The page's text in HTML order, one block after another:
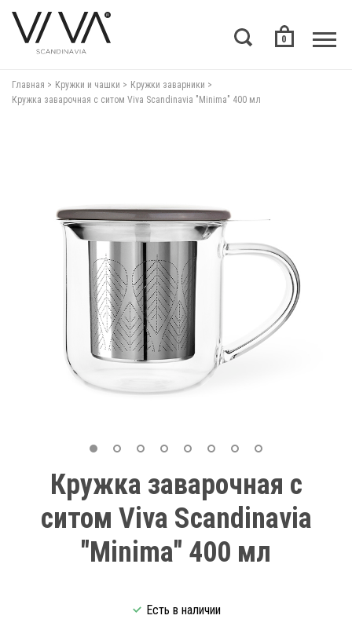
0
Главная Кружки и чашки
Кружки заварники
Кружка заварочная с ситом Viva Scandinavia "Minima" 400 мл
Кружка заварочная с
ситом Viva Scandinavia
"Minima" 400 мл
Есть в наличии